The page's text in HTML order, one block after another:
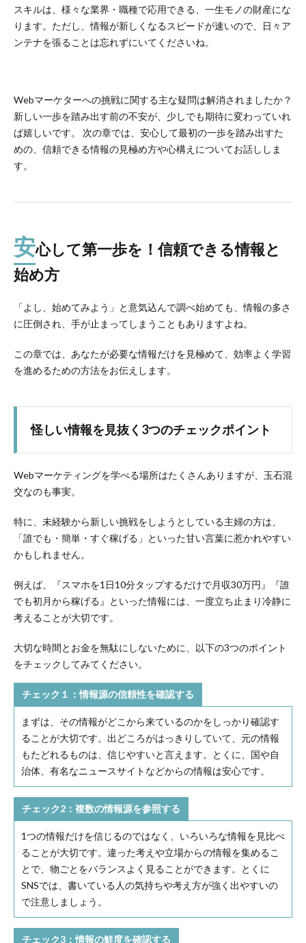
スキルは、様々な業界・職種で応用できる、一生モノの財産にな
ります。ただし、情報が新しくなるスピードが速いので、日々ア
ンテナを張ることは忘れずにいてくださいね。
Webマーケターへの挑戦に関する主な疑問は解消されましたか？
新しい一歩を踏み出す前の不安が、少しでも期待に変わっていれ
ば嬉しいです。 次の章では、安心して最初の一歩を踏み出すた
めの、信頼できる情報の見極め方や心構えについてお話ししま
す。
安心して第一歩を！信頼できる情報と
始め方
「よし、始めてみよう」と意気込んで調べ始めても、情報の多さ
に圧倒され、手が止まってしまうこともありますよね。
この章では、あなたが必要な情報だけを見極めて、効率よく学習
を進めるための方法をお伝えします。
怪しい情報を見抜く3つのチェックポイント
Webマーケティングを学べる場所はたくさんありますが、玉石混
交なのも事実。
特に、未経験から新しい挑戦をしようとしている主婦の方は、
「誰でも・簡単・すぐ稼げる」といった甘い言葉に惹かれやすい
かもしれません。
例えば、『スマホを1日10分タップするだけで月収30万円』『誰
でも初月から稼げる』といった情報には、一度立ち止まり冷静に
考えることが大切です。
大切な時間とお金を無駄にしないために、以下の3つのポイント
をチェックしてみてください。
チェック１：情報源の信頼性を確認する
まずは、その情報がどこから来ているのかをしっかり確認す
ることが大切です。出どころがはっきりしていて、元の情報
もたどれるものは、信じやすいと言えます。とくに、国や自
治体、有名なニュースサイトなどからの情報は安心です。
チェック2：複数の情報源を参照する
1つの情報だけを信じるのではなく、いろいろな情報を見比べ
ることが大切です。違った考えや立場からの情報を集めるこ
とで、物ごとをバランスよく見ることができます。とくに
SNSでは、書いている人の気持ちや考え方が強く出やすいの
で注意しましょう。
チェック3：情報の鮮度を確認する